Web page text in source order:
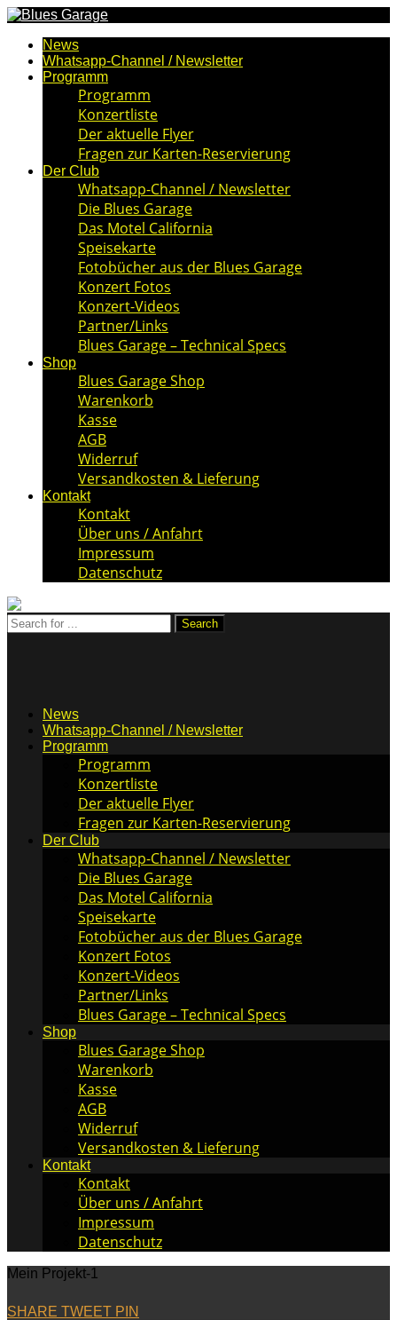
News
Whatsapp-Channel / Newsletter
Programm
Programm
Konzertliste
Der aktuelle Flyer
Fragen zur Karten-Reservierung
Der Club
Whatsapp-Channel / Newsletter
Die Blues Garage
Das Motel California
Speisekarte
Fotobücher aus der Blues Garage
Konzert Fotos
Konzert-Videos
Partner/Links
Blues Garage – Technical Specs
Shop
Blues Garage Shop
Warenkorb
Kasse
AGB
Widerruf
Versandkosten & Lieferung
Kontakt
Kontakt
Über uns / Anfahrt
Impressum
Datenschutz
News
Whatsapp-Channel / Newsletter
Programm
Programm
Konzertliste
Der aktuelle Flyer
Fragen zur Karten-Reservierung
Der Club
Whatsapp-Channel / Newsletter
Die Blues Garage
Das Motel California
Speisekarte
Fotobücher aus der Blues Garage
Konzert Fotos
Konzert-Videos
Partner/Links
Blues Garage – Technical Specs
Shop
Blues Garage Shop
Warenkorb
Kasse
AGB
Widerruf
Versandkosten & Lieferung
Kontakt
Kontakt
Über uns / Anfahrt
Impressum
Datenschutz
Mein Projekt-1
SHARE TWEET PIN